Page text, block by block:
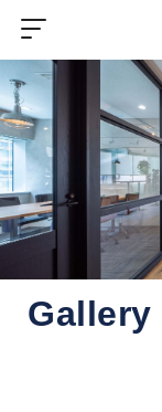
Gallery